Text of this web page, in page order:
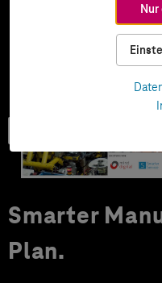
Smarter
Plan.